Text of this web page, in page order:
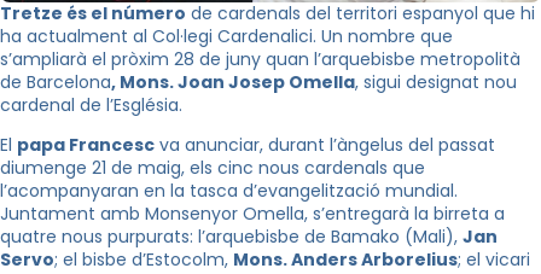
Tretze és el número de cardenals del territori espanyol que hi
ha actualment al Col·legi Cardenalici. Un nombre que
s’ampliarà el pròxim 28 de juny quan l’arquebisbe metropolità
de Barcelona, Mons. Joan Josep Omella, sigui designat nou
cardenal de l’Església.
El papa Francesc va anunciar, durant l’àngelus del passat
diumenge 21 de maig, els cinc nous cardenals que
l’acompanyaran en la tasca d’evangelització mundial.
Juntament amb Monsenyor Omella, s’entregarà la birreta a
quatre nous purpurats: l’arquebisbe de Bamako (Mali), Jan
Servo; el bisbe d’Estocolm, Mons. Anders Arborelius; el vicari